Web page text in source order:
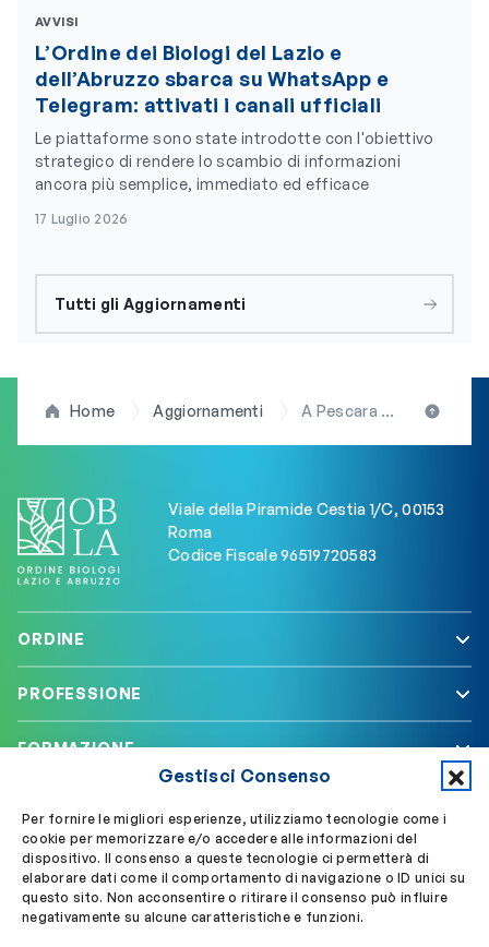
Gestisci Consenso
Per fornire le migliori esperienze, utilizziamo tecnologie come i
cookie per memorizzare e/o accedere alle informazioni del
dispositivo. Il consenso a queste tecnologie ci permetterà di
elaborare dati come il comportamento di navigazione o ID unici su
questo sito. Non acconsentire o ritirare il consenso può influire
negativamente su alcune caratteristiche e funzioni.
AVVISI
L’Ordine dei Biologi del Lazio e
dell’Abruzzo sbarca su WhatsApp e
Telegram: attivati i canali ufficiali
Le piattaforme sono state introdotte con l'obiettivo
strategico di rendere lo scambio di informazioni
ancora più semplice, immediato ed efficace
17 Luglio 2026
Tutti gli Aggiornamenti
Home Aggiornamenti A Pescara il convegno “Alimentazione e salute della donna: cibo e sostenibilità ambientale”. L’intervento del consigliere Taccone (OBLA)
Viale della Piramide Cestia 1/C, 00153
Roma
Codice Fiscale 96519720583
ORDINE
PROFESSIONE
FORMAZIONE
Segui OBLA su Accedi a My OBLA